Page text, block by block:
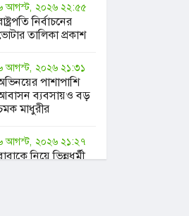
আগস্ট, ২০২৬ ২২:৫৫
নির্বাচনের
তালিকা প্রকাশ
আগস্ট, ২০২৬ ২১:৩১
পাশাপাশি
ব্যবসায়ও বড়
মাধুরীর
আগস্ট, ২০২৬ ২১:২৭
নিয়ে ভিন্নধর্মী